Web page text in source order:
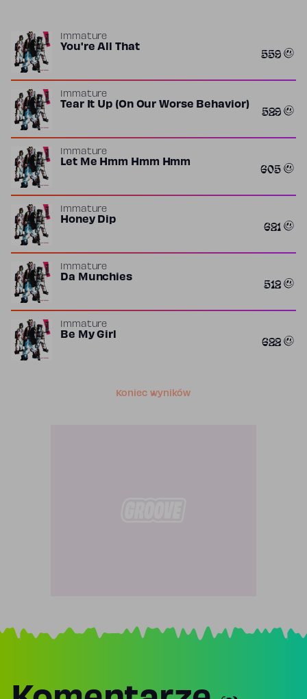
Immature
You're All That 559
Immature
Tear It Up (On Our Worse Behavior) 529
Immature
Let Me Hmm Hmm Hmm 605
Immature
Honey Dip 621
Immature
Da Munchies 512
Immature
Be My Girl 622
Koniec wyników